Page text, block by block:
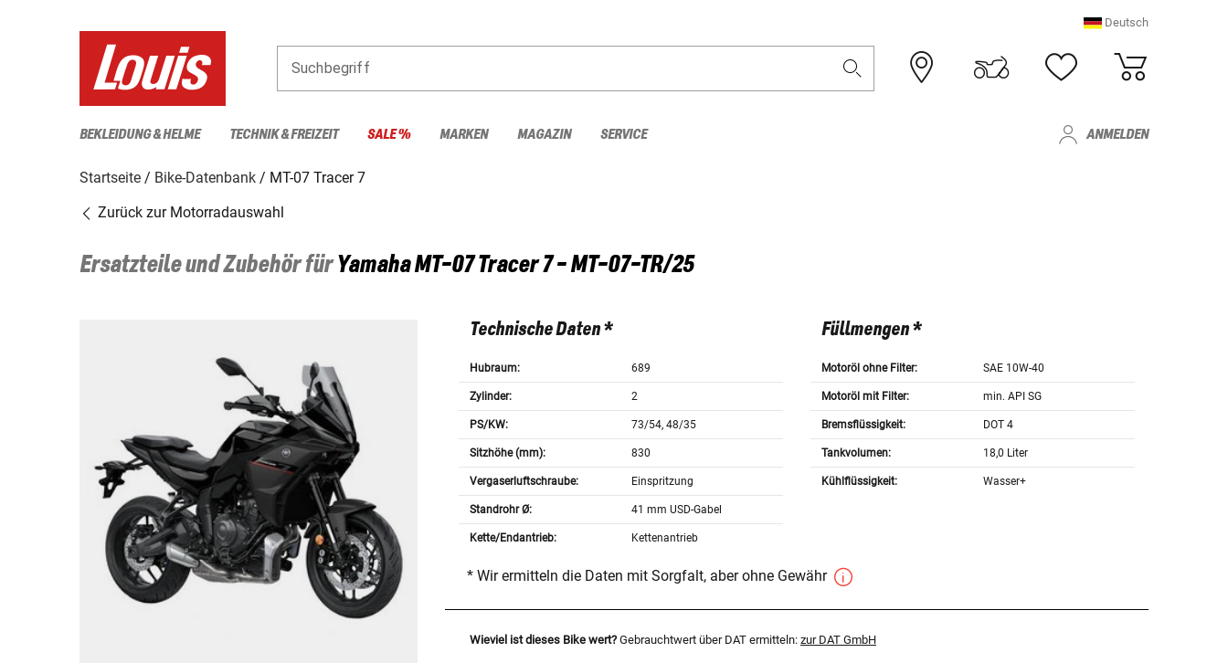
Deutsch
Suchbegriff
BEKLEIDUNG & HELME TECHNIK & FREIZEIT SALE % MARKEN MAGAZIN SERVICE ANMELDEN
Startseite Bike-Datenbank
MT-07 Tracer 7
Zurück zur Motorradauswahl
Ersatzteile und Zubehör fürYamahaMT-07 Tracer 7 - MT-07-TR/25
Technische Daten *
Hubraum: 689
Zylinder: 2
PS/KW: 73/54, 48/35
Sitzhöhe (mm): 830
Vergaserluftschraube: Einspritzung
Standrohr Ø: 41 mm USD-Gabel
Kette/Endantrieb: Kettenantrieb
Füllmengen *
Motoröl ohne Filter: SAE 10W-40
Motoröl mit Filter: min. API SG
Bremsflüssigkeit: DOT 4
Tankvolumen: 18,0 Liter
Kühlflüssigkeit: Wasser+
* Wir ermitteln die Daten mit Sorgfalt, aber ohne Gewähr
Wieviel ist dieses Bike wert? Gebrauchtwert über DAT ermitteln: zur DAT GmbH